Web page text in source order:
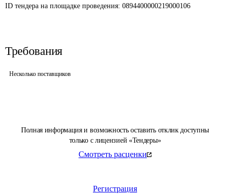
Полная информация и возможность оставить отклик доступны
только с лицензией «Тендеры»
Смотреть расценки
Регистрация
ID тендера на площадке проведения: 0894400000219000106
Требования
Несколько поставщиков